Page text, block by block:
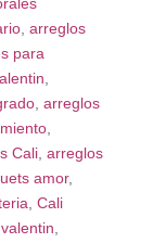
, arreglos
para
,
, arreglos
,
Cali, arreglos
amor,
, Cali
,